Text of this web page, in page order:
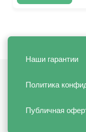
Наши гарантии
Политика
Публичная